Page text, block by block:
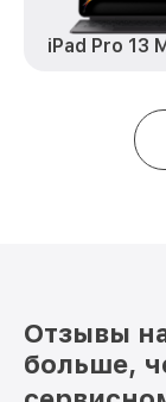
iPad Pro 13
Отзывы
больше,